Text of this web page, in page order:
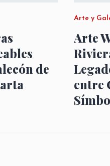
de
Arte y
Arte
entre